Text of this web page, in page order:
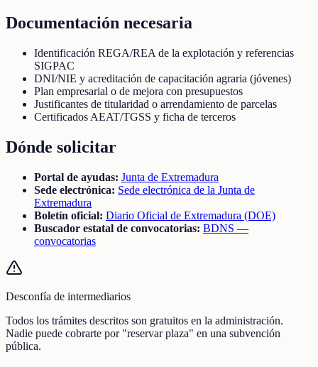
Documentación necesaria
Identificación REGA/REA de la explotación y referencias
SIGPAC
DNI/NIE y acreditación de capacitación agraria (jóvenes)
Plan empresarial o de mejora con presupuestos
Justificantes de titularidad o arrendamiento de parcelas
Certificados AEAT/TGSS y ficha de terceros
Dónde solicitar
Portal de ayudas: Junta de Extremadura
Sede electrónica: Sede electrónica de la Junta de
Extremadura
Boletín oficial: Diario Oficial de Extremadura (DOE)
Buscador estatal de convocatorias: BDNS —
convocatorias
Desconfía de intermediarios
Todos los trámites descritos son gratuitos en la administración.
Nadie puede cobrarte por "reservar plaza" en una subvención
pública.